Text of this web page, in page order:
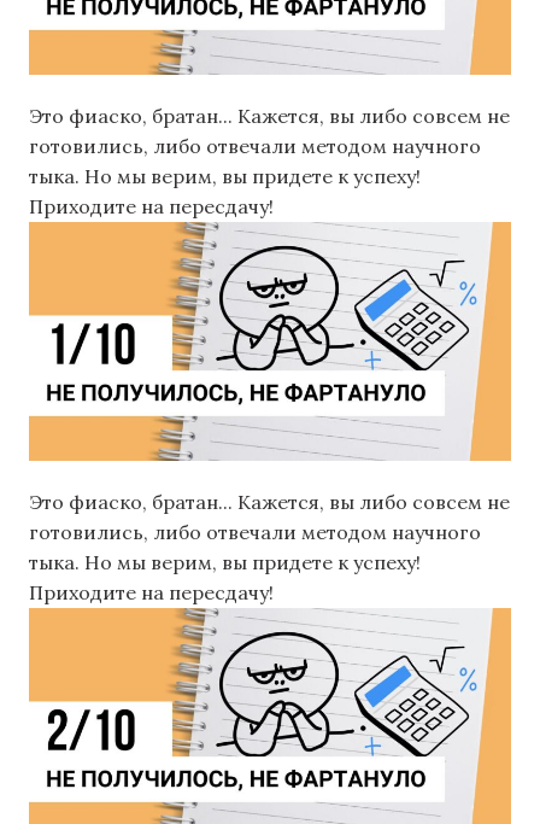
Это фиаско, братан... Кажется, вы либо совсем не
готовились, либо отвечали методом научного
тыка. Но мы верим, вы придете к успеху!
Приходите на пересдачу!
Это фиаско, братан... Кажется, вы либо совсем не
готовились, либо отвечали методом научного
тыка. Но мы верим, вы придете к успеху!
Приходите на пересдачу!